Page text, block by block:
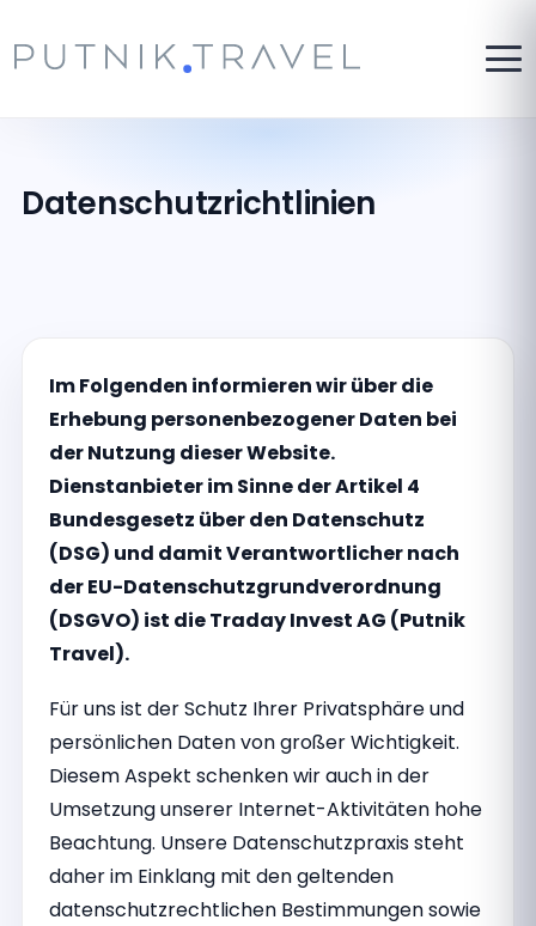
Datenschutzrichtlinien
Im Folgenden informieren wir über die
Erhebung personenbezogener Daten bei
der Nutzung dieser Website.
Dienstanbieter im Sinne der Artikel 4
Bundesgesetz über den Datenschutz
(DSG) und damit Verantwortlicher nach
der EU-Datenschutzgrundverordnung
(DSGVO) ist die Traday Invest AG (Putnik
Travel).
Für uns ist der Schutz Ihrer Privatsphäre und
persönlichen Daten von großer Wichtigkeit.
Diesem Aspekt schenken wir auch in der
Umsetzung unserer Internet-Aktivitäten hohe
Beachtung. Unsere Datenschutzpraxis steht
daher im Einklang mit den geltenden
datenschutzrechtlichen Bestimmungen sowie